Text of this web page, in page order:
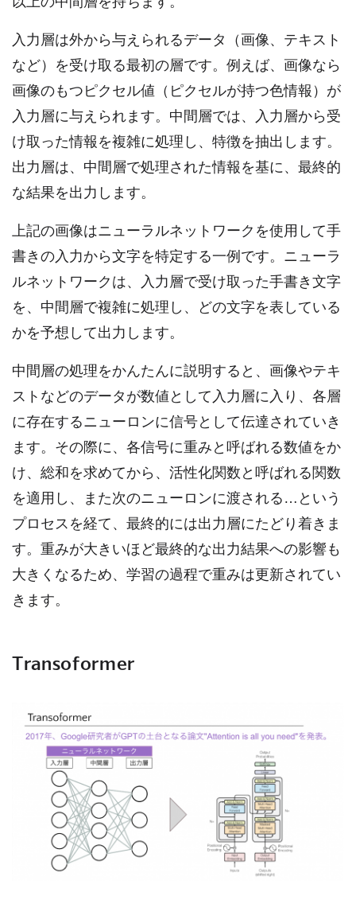
入力層は外から与えられるデータ（画像、テキスト
など）を受け取る最初の層です。例えば、画像なら
画像のもつピクセル値（ピクセルが持つ色情報）が
入力層に与えられます。中間層では、入力層から受
け取った情報を複雑に処理し、特徴を抽出します。
出力層は、中間層で処理された情報を基に、最終的
な結果を出力します。
上記の画像はニューラルネットワークを使用して手
書きの入力から文字を特定する一例です。ニューラ
ルネットワークは、入力層で受け取った手書き文字
を、中間層で複雑に処理し、どの文字を表している
かを予想して出力します。
中間層の処理をかんたんに説明すると、画像やテキ
ストなどのデータが数値として入力層に入り、各層
に存在するニューロンに信号として伝達されていき
ます。その際に、各信号に重みと呼ばれる数値をか
け、総和を求めてから、活性化関数と呼ばれる関数
を適用し、また次のニューロンに渡される…という
プロセスを経て、最終的には出力層にたどり着きま
す。重みが大きいほど最終的な出力結果への影響も
大きくなるため、学習の過程で重みは更新されてい
きます。
Transoformer